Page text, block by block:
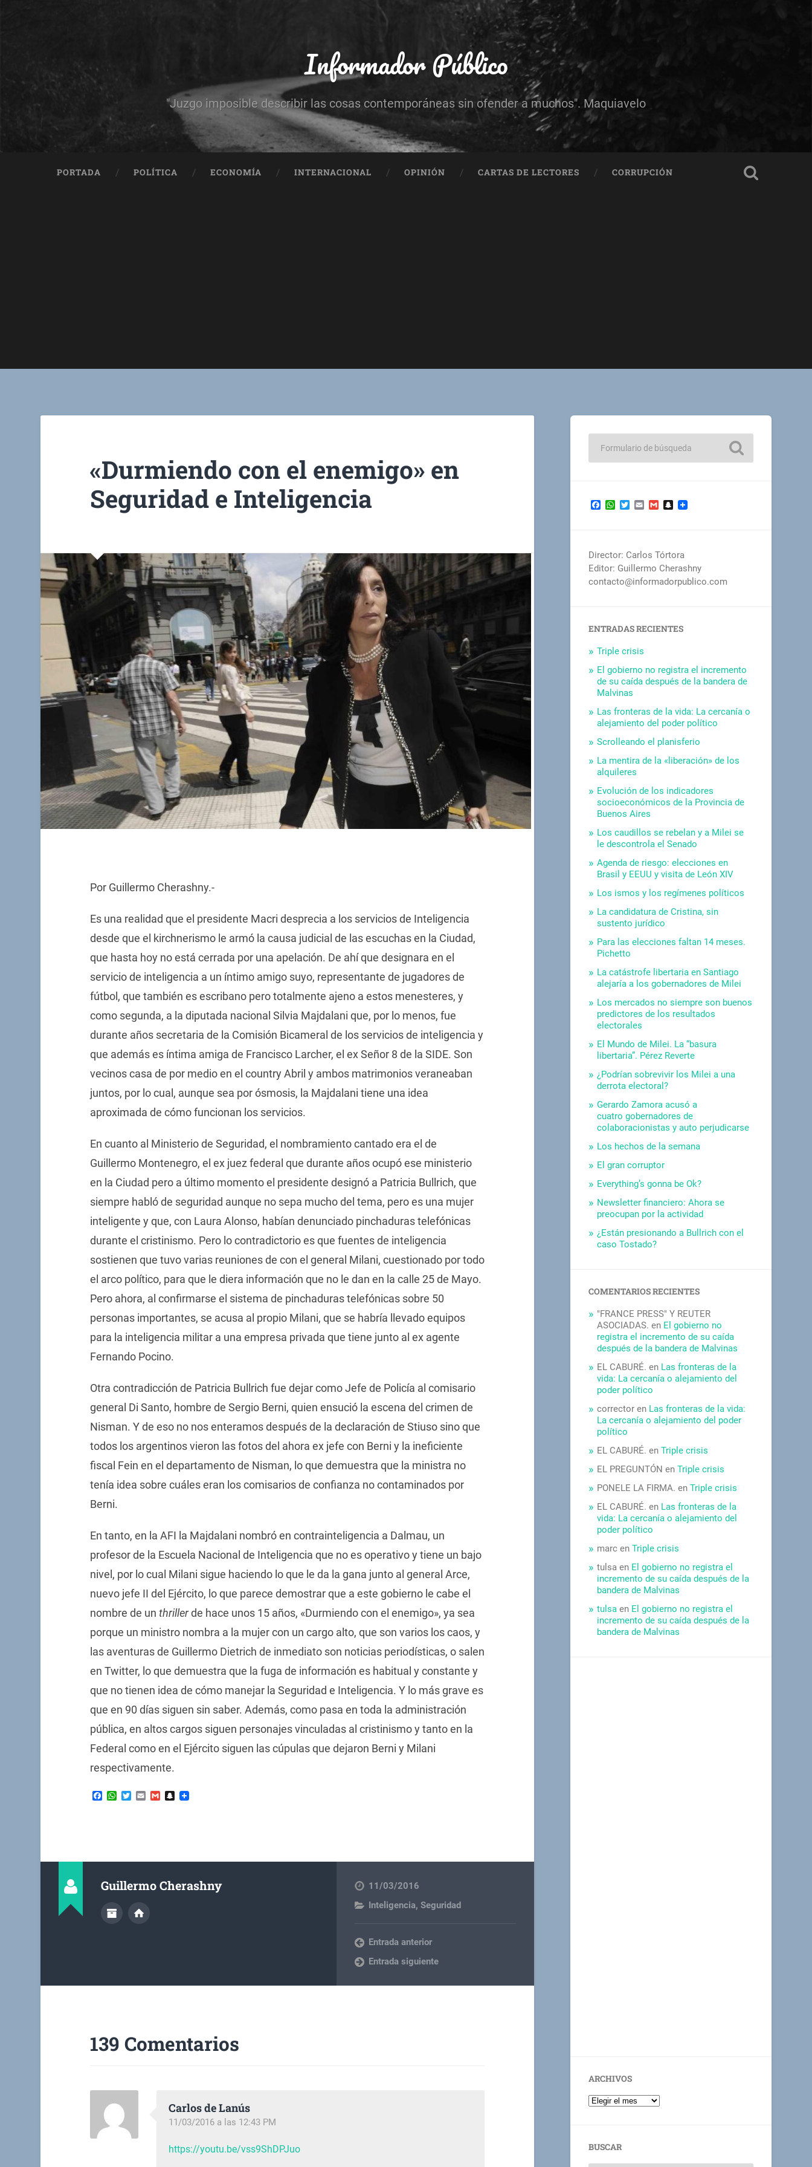
Informador Público
"Juzgo imposible describir las cosas contemporáneas sin ofender a muchos". Maquiavelo
PORTADA POLÍTICA ECONOMÍA INTERNACIONAL OPINIÓN CARTAS DE LECTORES CORRUPCIÓN
«Durmiendo con el enemigo» en
Seguridad e Inteligencia
Por Guillermo Cherashny.-
Es una realidad que el presidente Macri desprecia a los servicios de Inteligencia
desde que el kirchnerismo le armó la causa judicial de las escuchas en la Ciudad,
que hasta hoy no está cerrada por una apelación. De ahí que designara en el
servicio de inteligencia a un íntimo amigo suyo, representante de jugadores de
fútbol, que también es escribano pero totalmente ajeno a estos menesteres, y
como segunda, a la diputada nacional Silvia Majdalani que, por lo menos, fue
durante años secretaria de la Comisión Bicameral de los servicios de inteligencia y
que además es íntima amiga de Francisco Larcher, el ex Señor 8 de la SIDE. Son
vecinos casa de por medio en el country Abril y ambos matrimonios veraneaban
juntos, por lo cual, aunque sea por ósmosis, la Majdalani tiene una idea
aproximada de cómo funcionan los servicios.
En cuanto al Ministerio de Seguridad, el nombramiento cantado era el de
Guillermo Montenegro, el ex juez federal que durante años ocupó ese ministerio
en la Ciudad pero a último momento el presidente designó a Patricia Bullrich, que
siempre habló de seguridad aunque no sepa mucho del tema, pero es una mujer
inteligente y que, con Laura Alonso, habían denunciado pinchaduras telefónicas
durante el cristinismo. Pero lo contradictorio es que fuentes de inteligencia
sostienen que tuvo varias reuniones de con el general Milani, cuestionado por todo
el arco político, para que le diera información que no le dan en la calle 25 de Mayo.
Pero ahora, al confirmarse el sistema de pinchaduras telefónicas sobre 50
personas importantes, se acusa al propio Milani, que se habría llevado equipos
para la inteligencia militar a una empresa privada que tiene junto al ex agente
Fernando Pocino.
Otra contradicción de Patricia Bullrich fue dejar como Jefe de Policía al comisario
general Di Santo, hombre de Sergio Berni, quien ensució la escena del crimen de
Nisman. Y de eso no nos enteramos después de la declaración de Stiuso sino que
todos los argentinos vieron las fotos del ahora ex jefe con Berni y la ineficiente
fiscal Fein en el departamento de Nisman, lo que demuestra que la ministra no
tenía idea sobre cuáles eran los comisarios de confianza no contaminados por
Berni.
En tanto, en la AFI la Majdalani nombró en contrainteligencia a Dalmau, un
profesor de la Escuela Nacional de Inteligencia que no es operativo y tiene un bajo
nivel, por lo cual Milani sigue haciendo lo que le da la gana junto al general Arce,
nuevo jefe II del Ejército, lo que parece demostrar que a este gobierno le cabe el
nombre de un thrillerde hace unos 15 años, «Durmiendo con el enemigo», ya sea
porque un ministro nombra a la mujer con un cargo alto, que son varios los caos, y
las aventuras de Guillermo Dietrich de inmediato son noticias periodísticas, o salen
en Twitter, lo que demuestra que la fuga de información es habitual y constante y
que no tienen idea de cómo manejar la Seguridad e Inteligencia. Y lo más grave es
que en 90 días siguen sin saber. Además, como pasa en toda la administración
pública, en altos cargos siguen personajes vinculadas al cristinismo y tanto en la
Federal como en el Ejército siguen las cúpulas que dejaron Berni y Milani
respectivamente.
Facebook
WhatsApp
TwitterEmailGmailSnapchat
Guillermo Cherashny
11/03/2016
Inteligencia,Seguridad
Entrada anterior
Entrada siguiente
139 Comentarios
Carlos de Lanús
11/03/2016 a las 12:43 PM
https://youtu.be/vss9ShDPJuo
Facebook
WhatsApp
TwitterEmailGmailSnapchat
Director: Carlos Tórtora
Editor: Guillermo Cherashny
contacto@informadorpublico.com
ENTRADAS RECIENTES
Triple crisis
El gobierno no registra el incremento
de su caída después de la bandera de
Malvinas
Las fronteras de la vida: La cercanía o
alejamiento del poder político
Scrolleando el planisferio
La mentira de la «liberación» de los
alquileres
Evolución de los indicadores
socioeconómicos de la Provincia de
Buenos Aires
Los caudillos se rebelan y a Milei se
le descontrola el Senado
Agenda de riesgo: elecciones en
Brasil y EEUU y visita de León XIV
Los ismos y los regímenes políticos
La candidatura de Cristina, sin
sustento jurídico
Para las elecciones faltan 14 meses.
Pichetto
La catástrofe libertaria en Santiago
alejaría a los gobernadores de Milei
Los mercados no siempre son buenos
predictores de los resultados
electorales
El Mundo de Milei. La “basura
libertaria”. Pérez Reverte
¿Podrían sobrevivir los Milei a una
derrota electoral?
Gerardo Zamora acusó a
cuatro gobernadores de
colaboracionistas y auto perjudicarse
Los hechos de la semana
El gran corruptor
Everything’s gonna be Ok?
Newsletter financiero: Ahora se
preocupan por la actividad
¿Están presionando a Bullrich con el
caso Tostado?
COMENTARIOS RECIENTES
"FRANCE PRESS" Y REUTER
ASOCIADAS. en El gobierno no
registra el incremento de su caída
después de la bandera de Malvinas
EL CABURÉ. en Las fronteras de la
vida: La cercanía o alejamiento del
poder político
corrector en Las fronteras de la vida:
La cercanía o alejamiento del poder
político
EL CABURÉ. enTriple crisis
EL PREGUNTÓN enTriple crisis
PONELE LA FIRMA. enTriple crisis
EL CABURÉ. en Las fronteras de la
vida: La cercanía o alejamiento del
poder político
marc enTriple crisis
tulsa en El gobierno no registra el
incremento de su caída después de la
bandera de Malvinas
tulsa en El gobierno no registra el
incremento de su caída después de la
bandera de Malvinas
ARCHIVOS
BUSCAR